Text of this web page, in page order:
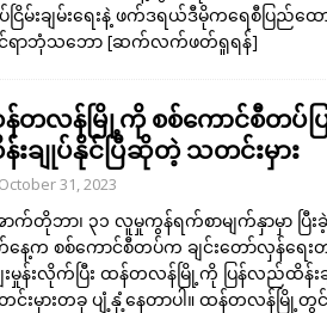
ငြိမ်းချမ်းရေးနဲ့ ဖက်ဒရယ်ဒီမိုကရေစီပြည်
ရာဘုံသဘော [ဆက်လက်ဖတ်ရှုရန်]
တလန်မြို့ကို စစ်ကောင်စီတပ်
းချုပ်နိုင်ပြီဆိုတဲ့ သတင်းမှား
October 31, 2023
က်တိုဘာ၊ ၃၁ လူမှုကွန်ရက်စာမျက်နှာမှာ ပ
နေ့က စစ်ကောင်စီတပ်က ချင်းတော်လှန်ရ
းမှုန်းလိုက်ပြီး ထန်တလန်မြို့ကို ပြန်လည်ထိန်း
းမှားတခု ပျံ့နှံ့နေတာပါ။ ထန်တလန်မြို့တွင်